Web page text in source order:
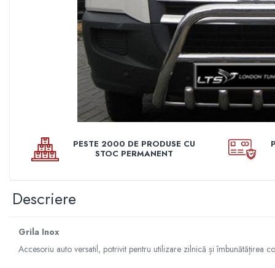
Prezoane antifurt
Suspensi auto
Centuri
Diverse accesorii interior
PESTE 2000 DE PRODUSE CU
STOC PERMANENT
Descriere
Grila Inox
Accesoriu auto versatil, potrivit pentru utilizare zilnică și îmbunătățirea